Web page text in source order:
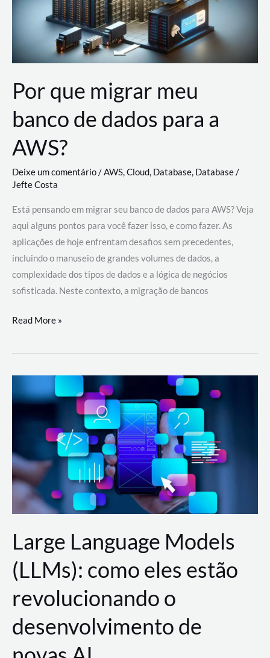
Por que migrar meu
banco de dados para a
AWS?
Deixe um comentário/AWS,Cloud, Database, Database/
Jefte Costa
Está pensando em migrar seu banco de dados para AWS? Veja
aqui alguns pontos para você fazer isso, e como fazer. As
aplicações de hoje enfrentam desafios sem precedentes,
incluindo o manuseio de grandes volumes de dados, a
complexidade dos tipos de dados e a lógica de negócios
sofisticada. Neste contexto, a migração de bancos
Por
migrar
de
a
AWS?
Read More »
Large Language Models
(LLMs): como eles estão
revolucionando o
desenvolvimento de